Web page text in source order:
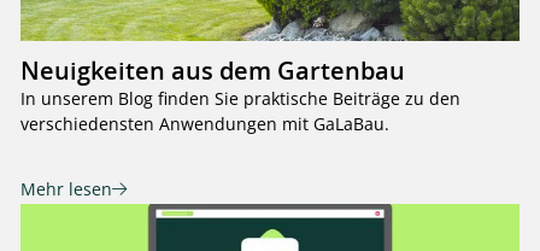
Neuigkeiten aus dem Gartenbau
In unserem Blog finden Sie praktische Beiträge zu den
verschiedensten Anwendungen mit GaLaBau.
Mehr lesen